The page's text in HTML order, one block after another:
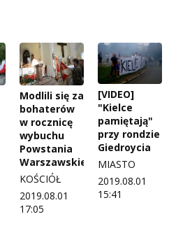
Modlili się za
bohaterów
w rocznicę
wybuchu
Powstania
Warszawskiego
KOŚCIÓŁ
2019.08.01
17:05
[VIDEO]
"Kielce
pamiętają"
przy rondzie
Giedroycia
MIASTO
2019.08.01
15:41